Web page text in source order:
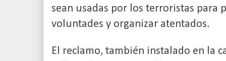
sean usadas por los terroristas para
voluntades y organizar atentados.
El reclamo, también instalado en la